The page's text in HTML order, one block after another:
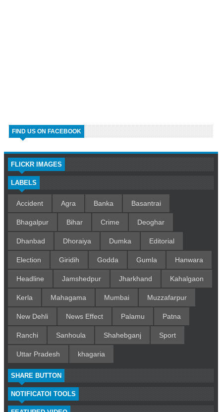
FIND US ON FACEBOOK
FLICKR IMAGES
LABELS
Accident Agra Banka Basantrai
Bhagalpur Bihar Crime Deoghar
Dhanbad Dhoraiya Dumka Editorial
Election Giridih Godda Gumla Hanwara
Headline Jamshedpur Jharkhand Kahalgaon
Kerla Mahagama Mumbai Muzzafarpur
New Dehli News Effect Palamu Patna
Ranchi Sanhoula Shahebganj Sport
Uttar Pradesh khagaria
SHARE BUTTON
NOTIFICATOI TOOLS